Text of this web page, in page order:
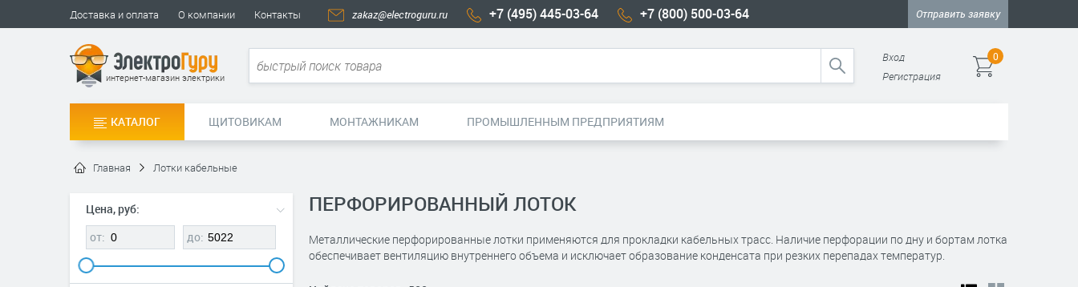
Доставка и оплата О компании Контакты zakaz@electroguru.ru +7 (495) 445-03-64 +7 (800) 500-03-64 Отправить заявку
интернет-магазин электрики
Вход
Регистрация
0
КАТАЛОГ ЩИТОВИКАМ МОНТАЖНИКАМ ПРОМЫШЛЕННЫМ ПРЕДПРИЯТИЯМ
Главная Лотки кабельные
Цена, руб:
от:
до:
ПЕРФОРИРОВАННЫЙ ЛОТОК
Металлические перфорированные лотки применяются для прокладки кабельных трасс. Наличие перфорации по дну и бортам лотка
обеспечивает вентиляцию внутреннего объема и исключает образование конденсата при резких перепадах температур.